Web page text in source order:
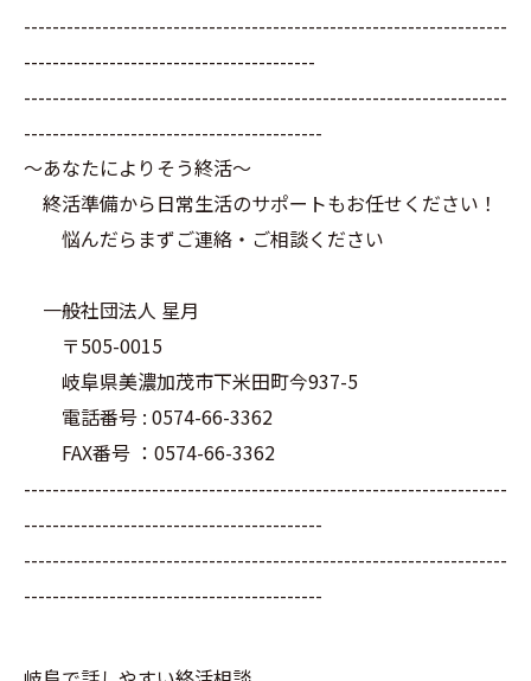
--------------------------------------------------------------------
-----------------------------------------
--------------------------------------------------------------------
------------------------------------------
～あなたによりそう終活～
終活準備から日常生活のサポートもお任せください！
悩んだらまずご連絡・ご相談ください
一般社団法人 星月
〒505-0015
岐阜県美濃加茂市下米田町今937-5
電話番号 : 0574-66-3362
FAX番号 ：0574-66-3362
--------------------------------------------------------------------
------------------------------------------
--------------------------------------------------------------------
------------------------------------------